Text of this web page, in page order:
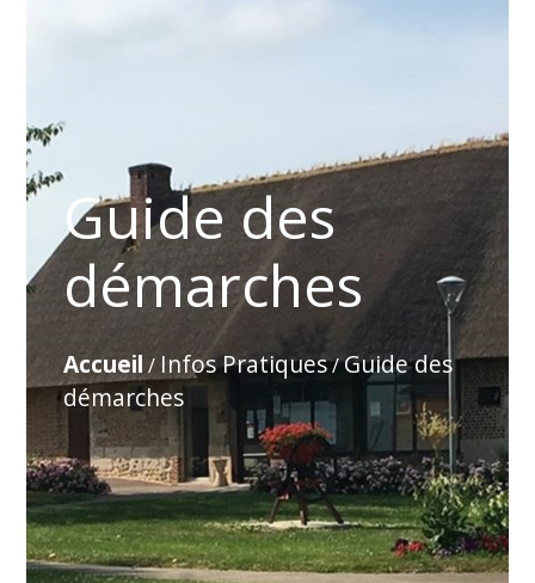
Guide des
démarches
Accueil / Infos Pratiques/Guide des
démarches